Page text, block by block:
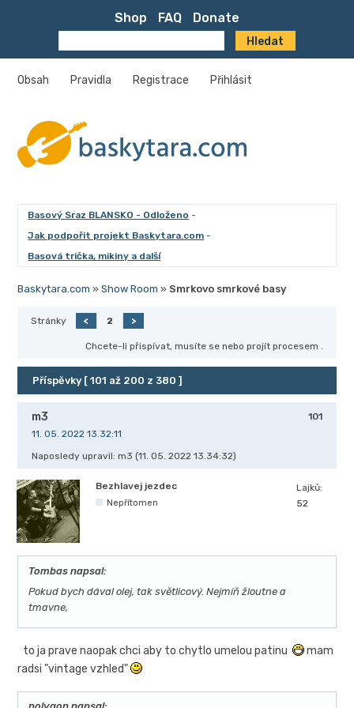
Shop FAQ Donate
Obsah Pravidla Registrace Přihlásit
Basový Sraz BLANSKO - Odloženo -
Jak podpořit projekt Baskytara.com -
Basová trička, mikiny a další
Baskytara.com »Show Room »Smrkovo smrkové basy
Stránky < 2 >
Chcete-li přispívat, musíte se nebo projít procesem
Příspěvky [ 101 až 200 z 380 ]
101
m3
11. 05. 2022 13.32:11
Naposledy upravil: m3 (11. 05. 2022 13.34:32)
Bezhlavej jezdec
Nepřítomen
Lajků:
52
Tombas napsal:
Pokud bych dával olej, tak světlicový. Nejmíň žloutne a
tmavne,
to ja prave naopak chci aby to chytlo umelou patinu
mam
radsi "vintage vzhled"